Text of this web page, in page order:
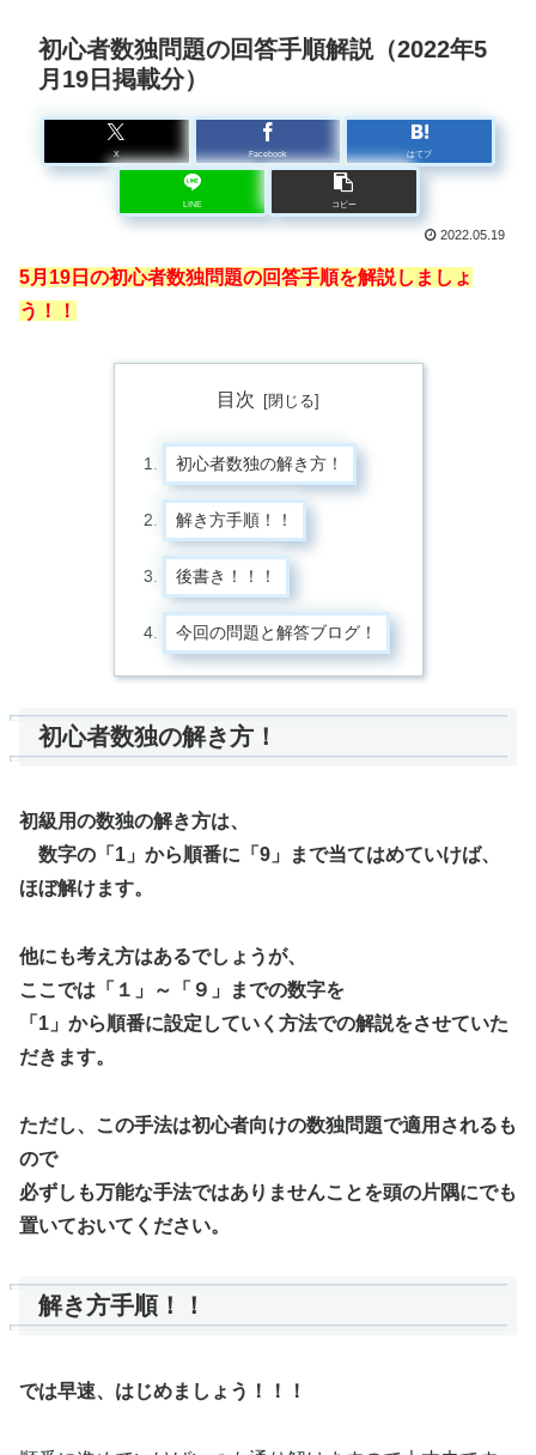
初心者数独問題の回答手順解説（2022年5
月19日掲載分）
X Facebook はてブ
LINE コピー
2022.05.19
5月19日の初心者数独問題の回答手順を解説しましょ
う！！
目次
初心者数独の解き方！
解き方手順！！
後書き！！！
今回の問題と解答ブログ！
初心者数独の解き方！
初級用の数独の解き方は、
数字の「1」から順番に「9」まで当てはめていけば、
ほぼ解けます。
他にも考え方はあるでしょうが、
ここでは「１」～「９」までの数字を
「1」から順番に設定していく方法での解説をさせていた
だきます。
ただし、この手法は初心者向けの数独問題で適用されるも
ので
必ずしも万能な手法ではありませんことを頭の片隅にでも
置いておいてください。
解き方手順！！
では早速、はじめましょう！！！